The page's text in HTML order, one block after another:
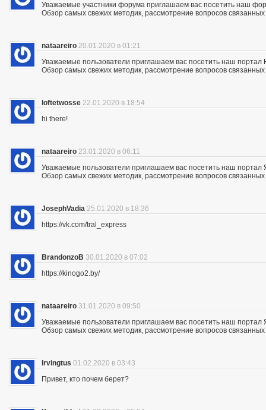
Уважаемые участники форума приглашаем вас посетить наш
Обзор самых свежих методик, рассмотрение вопросов связанных
nataareiro 20.01.2020 в 01:21
Уважаемые пользователи приглашаем вас посетить наш портал
Обзор самых свежих методик, рассмотрение вопросов связанных
loftetwosse 22.01.2020 в 18:54
hi there!
nataareiro 23.01.2020 в 06:11
Уважаемые пользователи приглашаем вас посетить наш портал
Обзор самых свежих методик, рассмотрение вопросов
JosephVadia 25.01.2020 в 18:36
https://vk.com/tral_express
BrandonzoB 30.01.2020 в 07:02
https://kinogo2.by/
nataareiro 31.01.2020 в 09:50
Уважаемые пользователи приглашаем вас посетить наш портал
Обзор самых свежих методик, рассмотрение вопросов
Irvingtus 01.02.2020 в 03:43
Привет, кто почем берет?